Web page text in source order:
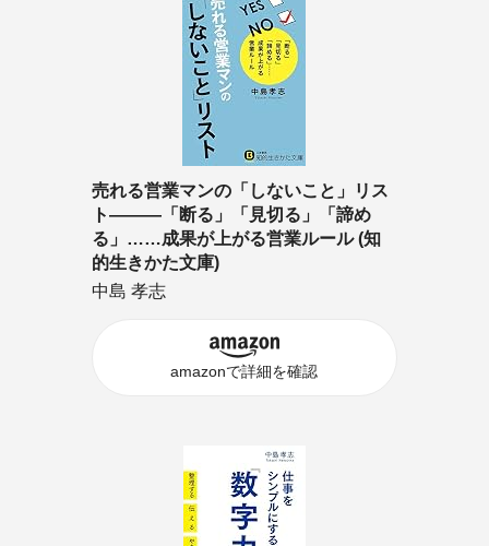
売れる営業マンの「しないこと」リス
ト―――「断る」「見切る」「諦め
る」……成果が上がる営業ルール (知
的生きかた文庫)
中島 孝志
amazonで詳細を確認